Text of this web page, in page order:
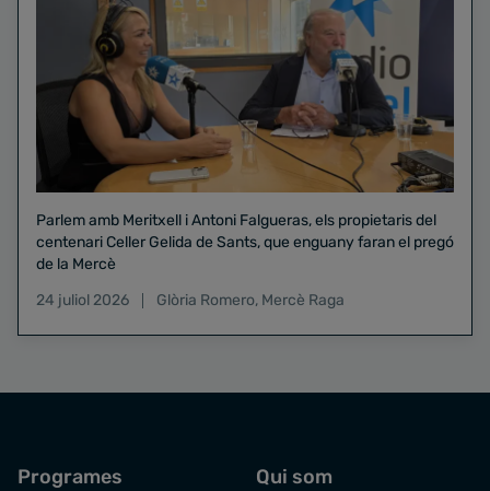
Parlem amb Meritxell i Antoni Falgueras, els propietaris del
centenari Celler Gelida de Sants, que enguany faran el pregó
de la Mercè
24 juliol 2026
Glòria Romero, Mercè Raga
Programes Qui som